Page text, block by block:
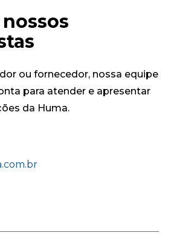
ou fornecedor, nossa equipe
para atender e apresentar
da Huma.